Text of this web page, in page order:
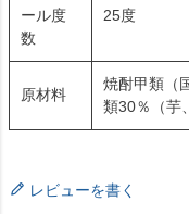
ール度
数
25度
原材料
焼酎甲類（
類30％（芋
レビューを書く